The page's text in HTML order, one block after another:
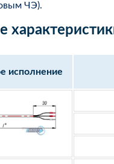
ЧЭ).
исполнение